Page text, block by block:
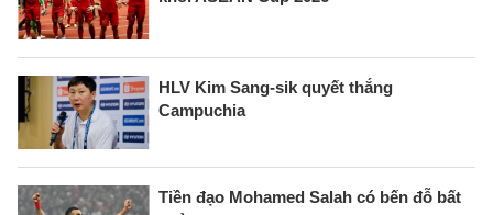
HLV Kim Sang-sik quyết thắng
Campuchia
Tiền đạo Mohamed Salah có bến đỗ bất